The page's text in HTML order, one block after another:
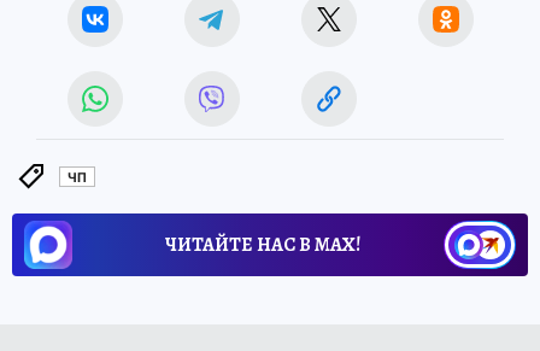
ЧП
ЧИТАЙТЕ НАС В МАХ!